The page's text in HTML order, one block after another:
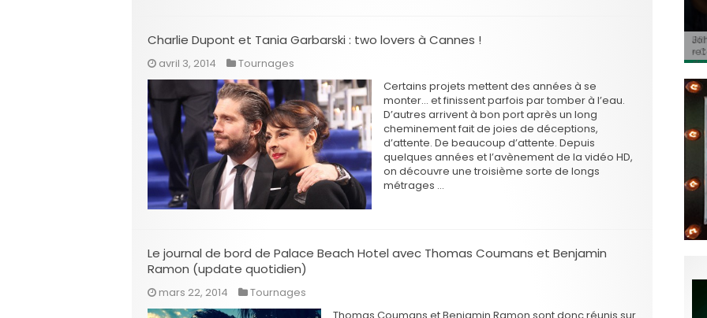
Charlie Dupont et Tania Garbarski : two lovers à Cannes !
avril 3, 2014
Tournages
Certains projets mettent des années à se
monter… et finissent parfois par tomber à l’eau.
D’autres arrivent à bon port après un long
cheminement fait de joies de déceptions,
d’attente. De beaucoup d’attente. Depuis
quelques années et l’avènement de la vidéo HD,
on découvre une troisième sorte de longs
métrages …
Le journal de bord de Palace Beach Hotel avec Thomas Coumans et Benjamin
Ramon (update quotidien)
mars 22, 2014
Tournages
«
du
«